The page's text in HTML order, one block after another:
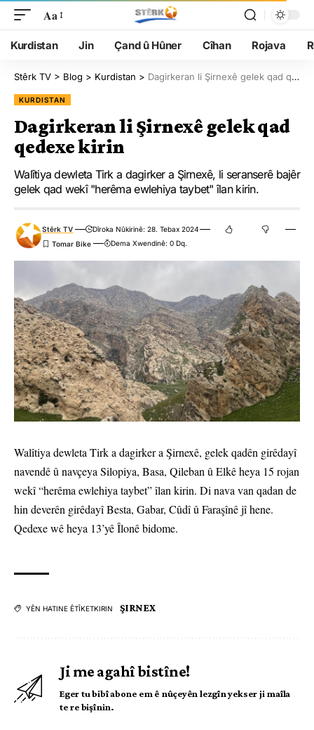
Aa
Kurdistan Jin Çand û Hûner Cîhan Rojava
Stêrk TV > Blog > Kurdistan > Dagirkeran li Şirnexê gelek qad qedexe kirin
KURDISTAN
Dagirkeran li Şirnexê gelek qad
qedexe kirin
Walîtiya dewleta Tirk a dagirker a Şirnexê, li seranserê bajêr
gelek qad wekî "herêma ewlehiya taybet" îlan kirin.
Stêrk TV
Dîroka Nûkirinê: 28. Tebax 2024
Dema Xwendinê: 0 Dq.
Walîtiya dewleta Tirk a dagirker a Şirnexê, gelek qadên girêdayî
navendê û navçeya Silopiya, Basa, Qileban û Elkê heya 15 rojan
wekî “herêma ewlehiya taybet” îlan kirin. Di nava van qadan de
hin deverên girêdayî Besta, Gabar, Cûdî û Faraşînê jî hene.
Qedexe wê heya 13’yê Îlonê bidome.
YÊN HATINE ÊTÎKETKIRIN ŞIRNEX
Ji me agahî bistîne!
Eger tu bibî abone em ê nûçeyên lezgîn yekser ji maîla
te re bişînin.